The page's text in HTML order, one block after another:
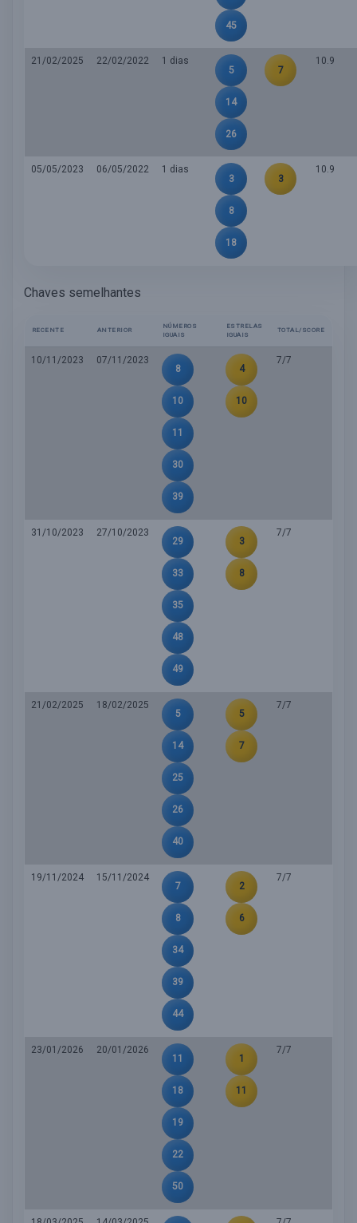
45
21/02/2025 22/02/2022
1 dias
5
14
26
7
10.9
05/05/2023 06/05/2022
1 dias
3
8
18
3
10.9
Chaves semelhantes
RECENTE ANTERIOR
NÚMEROS
IGUAIS
ESTRELAS
IGUAIS
TOTAL/SCORE
10/11/2023
07/11/2023
8
10
11
30
39
4
10
7/7
31/10/2023
27/10/2023
29
33
35
48
49
3
8
7/7
21/02/2025
18/02/2025
5
14
25
26
40
5
7
7/7
19/11/2024
15/11/2024
7
8
34
39
44
2
6
7/7
23/01/2026
20/01/2026
11
18
19
22
50
1
11
7/7